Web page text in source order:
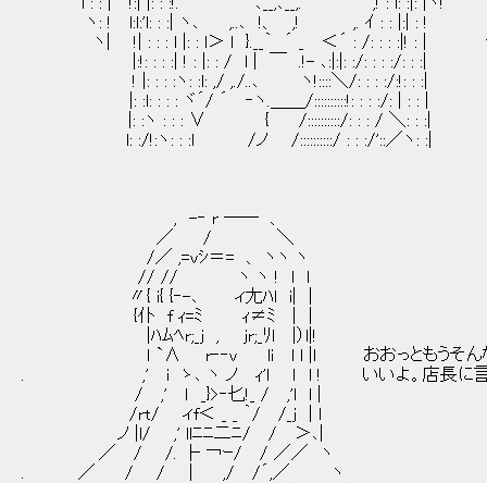
ヽ: ! l:l:'l: : :| ヽ､ ,..､ !、 ,! ,. ｲ : : |:| : ! あ、鶴屋さ
ヽ| !| : : : l |: : l＞ l }.__｀ ´ _ ＜´ : /: : : :|! : | もう10
|:!: : : :| ! : |: : / l | ￣ .!- ､:|:|: :/: : : :/: : :|
! |: : : :ヽ: :l: ,/ ,./..､ ヽ!::::＼/: : : :/:!: : :|
|: :l: : : : ヾ´/ ´ ‐ヽ.＿＿/::::::::::!: : : :/: | : : |
|: :ヽ : : : ∨ { /::::::::::/: : : / ＼: : :|
l: :/!:ヽ: : :l /ノ /::::::::::/ : : :/'::／ヽ: :|
, -‐ r ─― 、
／ / ＼
/／ ,=vｼ＝= 、 ヽヽ ヽ
// // ヽ ヽ ! l l
〃{ i{ {‐-､ ィ尢ﾊl i| |
{仆 f ｨ=ﾐ ｨ≠ﾐ | |
|ﾊﾑﾍr;_j , jr;_ﾘl |）l|!
ｌ `∧ r‐‐v li l l |l おおっともうそんな時
. ,' i ゝ､ ヽ ノ ｨ'l ｌ l ! いいよ。店長に言って
/ ,' ｌ _}>‐匕!_ / ,'l l |
/rt/ ィf＜ _ _ ｀/ /_j | l
ノ |l/ ,' llﾆﾆ二ﾆ/ / ＞､|
／ / /. ├ ￢ｰ/ / ／／ ヽ
. ／ / / | ,/ /´,／ ヽ